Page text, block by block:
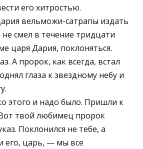
его хитростью.
вельможи-сатрапы издать
смел в течение тридцати
царя Дария, поклоняться.
А пророк, как всегда, встал
глаза к звездному небу и
этого и надо было. Пришли к
твой любимец пророк
Поклонился не тебе, а
его, царь, — мы все